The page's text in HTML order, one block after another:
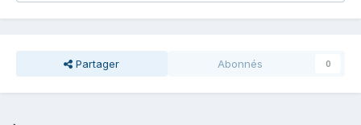
Partager Abonnés 0